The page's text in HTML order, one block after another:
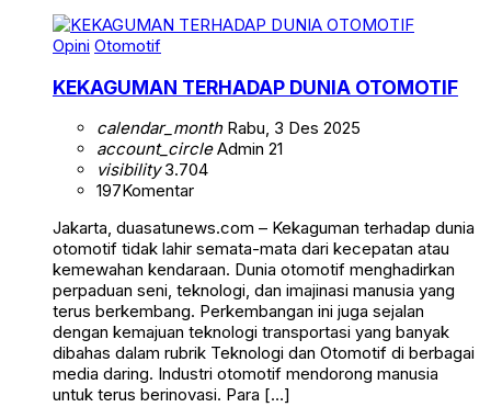
Opini Otomotif
KEKAGUMAN TERHADAP DUNIA OTOMOTIF
calendar_monthRabu, 3 Des 2025
account_circleAdmin 21
visibility3.704
197Komentar
Jakarta, duasatunews.com – Kekaguman terhadap dunia
otomotif tidak lahir semata-mata dari kecepatan atau
kemewahan kendaraan. Dunia otomotif menghadirkan
perpaduan seni, teknologi, dan imajinasi manusia yang
terus berkembang. Perkembangan ini juga sejalan
dengan kemajuan teknologi transportasi yang banyak
dibahas dalam rubrik Teknologi dan Otomotif di berbagai
media daring. Industri otomotif mendorong manusia
untuk terus berinovasi. Para […]